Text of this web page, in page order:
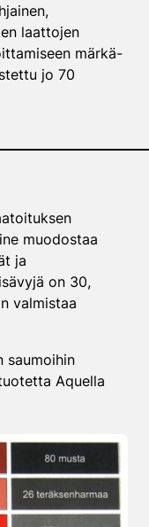
laattojen
märkä-
jo 70
muodostaa
ja
on 30,
valmistaa
saumoihin
Aquella